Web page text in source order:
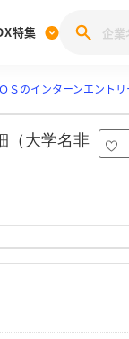
稿キャンペーン
ブランド調査
特集
Ｓのインターンエント
（大学名非